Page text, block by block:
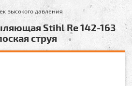
высокого давления
Stihl Rе 142-163
струя